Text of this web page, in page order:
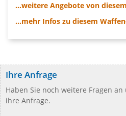
...weitere Angebote von
...mehr Infos zu diesem
Ihre Anfrage
Haben Sie noch weitere Fragen
ihre Anfrage.